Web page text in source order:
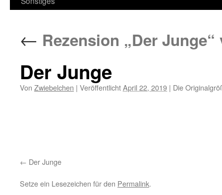
← Rezension „Der
Der Junge
Von Zwiebelchen | VeröffentlichtApril 22, 2019 | Die
Der Junge
Setze ein Lesezeichen für den Permalink.